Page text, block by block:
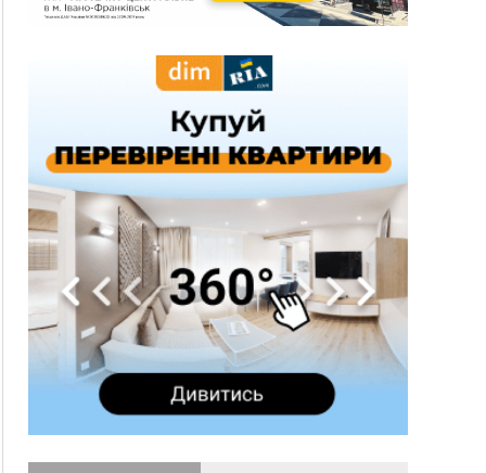
загинули качки та риба
600 тисяч за переправлення чоловіків до
На Прикарпатті через негоду сталися аварійні
вимкнення світла
10:43
За змову на тендері для Долинської лікарні
двох підприємців оштрафували на 272 тисячі
гривень
10:09
Яремчанський суд виніс вирок чоловіку, який
у Буковелі вкрав із супермаркету пляшку віскі
за 8,5 тисяч
09:53
В урочищі біля Галича археологи відкопали
давньоруську вагову гирку XII–XIII століть
09:39
У Франківську медики провели серію
складних операцій на аорті
07 Серпня
наїхав на хлопчика з велосипедом